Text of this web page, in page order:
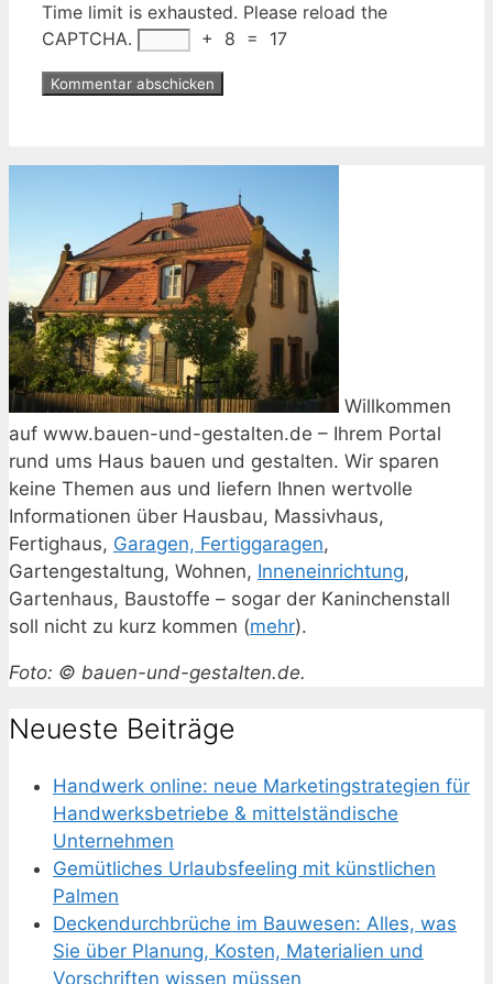
Time limit is exhausted. Please reload the
CAPTCHA.
+ 8 = 17
Willkommen
auf www.bauen-und-gestalten.de – Ihrem Portal
rund ums Haus bauen und gestalten. Wir sparen
keine Themen aus und liefern Ihnen wertvolle
Informationen über Hausbau, Massivhaus,
Fertighaus, Garagen, Fertiggaragen,
Gartengestaltung, Wohnen, Inneneinrichtung,
Gartenhaus, Baustoffe – sogar der Kaninchenstall
soll nicht zu kurz kommen (mehr).
Foto: © bauen-und-gestalten.de.
Neueste Beiträge
Handwerk online: neue Marketingstrategien für
Handwerksbetriebe & mittelständische
Unternehmen
Gemütliches Urlaubsfeeling mit künstlichen
Palmen
Deckendurchbrüche im Bauwesen: Alles, was
Sie über Planung, Kosten, Materialien und
Vorschriften wissen müssen